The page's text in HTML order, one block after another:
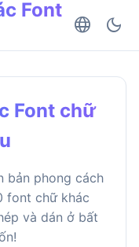
Font
language dark_mode
Font chữ
bản phong cách
font chữ khác
và dán ở bất